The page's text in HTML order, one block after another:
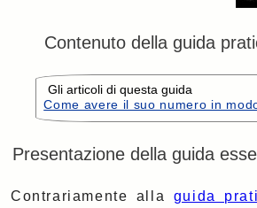
Contenuto della guida
Gli articoli di questa guida
Come avere il suo numero in
Presentazione della guida
Contrariamente alla guida